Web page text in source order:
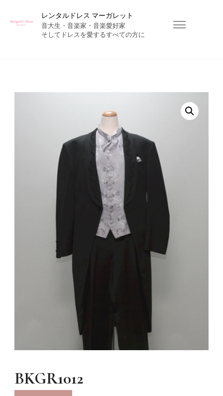
レンタルドレス マーガレット
音大生・音楽家・音楽愛好家
BKGR1012